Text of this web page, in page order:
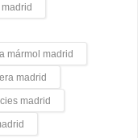
mármol madrid
madrid
madrid